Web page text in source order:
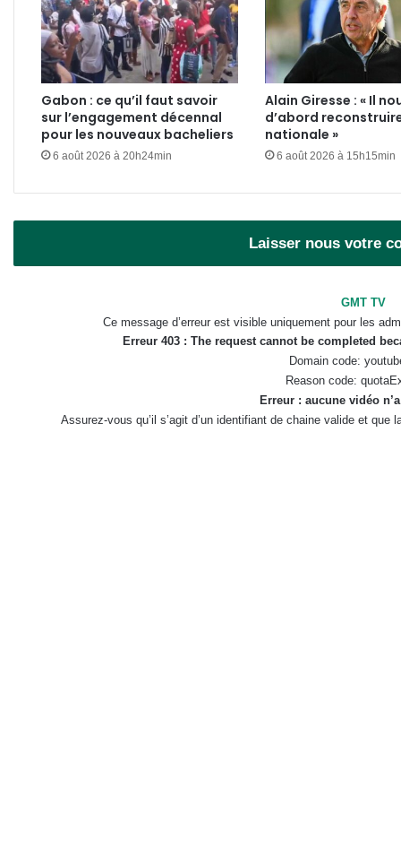
Gabon : ce qu’il faut savoir
sur l’engagement décennal
pour les nouveaux bacheliers
6 août 2026 à 20h24min
Alain Giresse : « Il
d’abord
nationale »
6 août 2026 à 15h15min
Laisser nous votre
GMT TV
Ce message d’erreur est visible uniquement pour les
Erreur 403 : The request cannot be completed
Domain code:
Reason code:
Erreur : aucune vidéo
Assurez-vous qu’il s’agit d’un identifiant de chaine valide et